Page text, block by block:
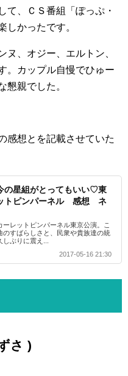
て、ＣＳ番組「ぽっぷ・
しかったです。
ヌ、オジー、エルトン、
。カップル自慢でひゅー
懇親でした。
感想とを記載させていた
星組がとってもいい♡東
トピンパーネル 感想 ネ
レットピンパーネル東京公演。こ
のすばらしさと、民衆や貴族達の統
ぶりに震え...
2017-05-16 21:30
さ )